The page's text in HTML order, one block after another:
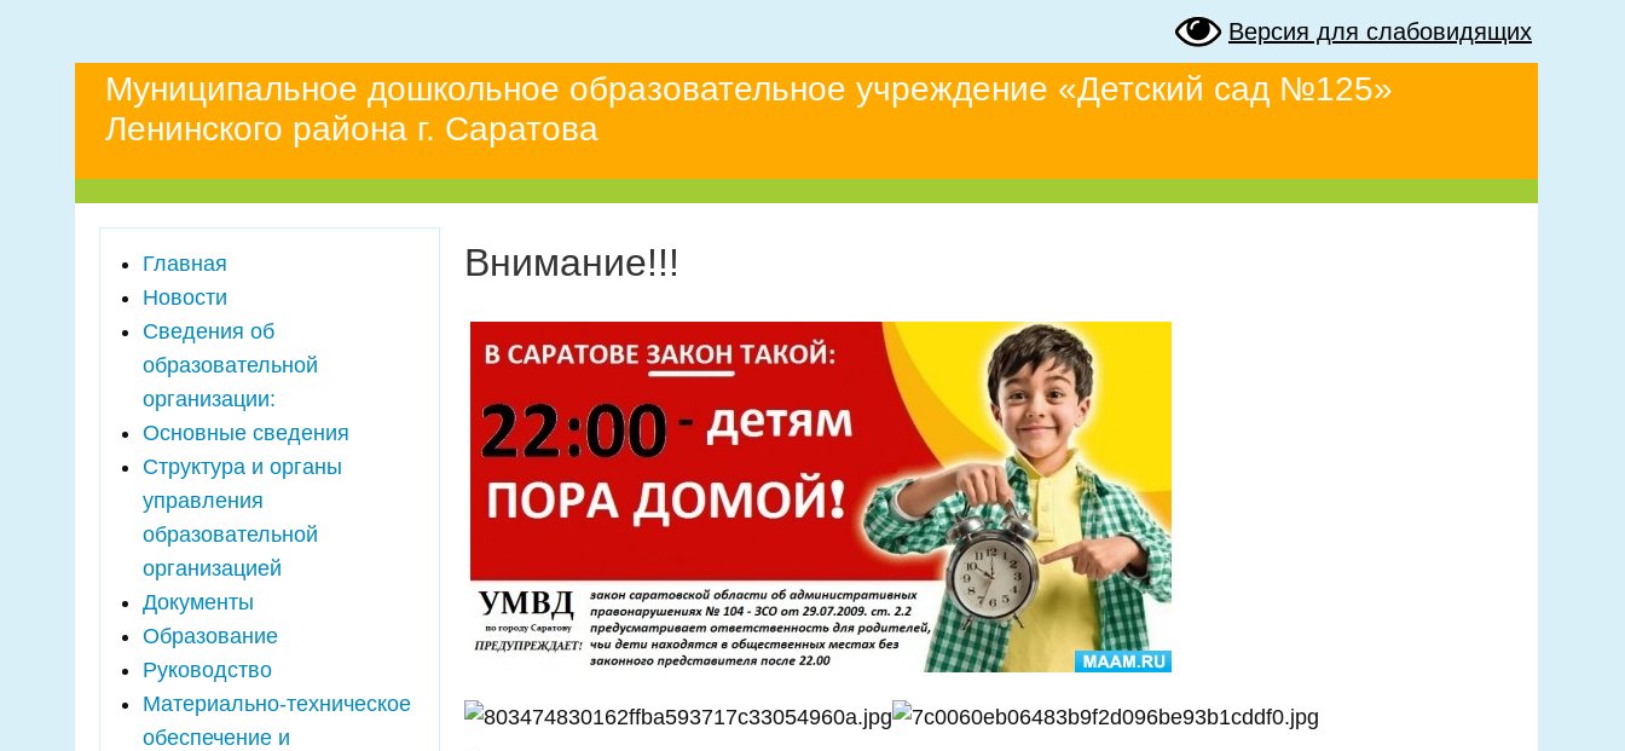
Версия для слабовидящих
Муниципальное дошкольное образовательное учреждение «Детский сад №125»
Ленинского района г. Саратова
Главная
Новости
Сведения об
образовательной
организации:
Основные сведения
Структура и органы
управления
образовательной
организацией
Документы
Образование
Руководство
Материально-техническое
обеспечение и
Внимание!!!